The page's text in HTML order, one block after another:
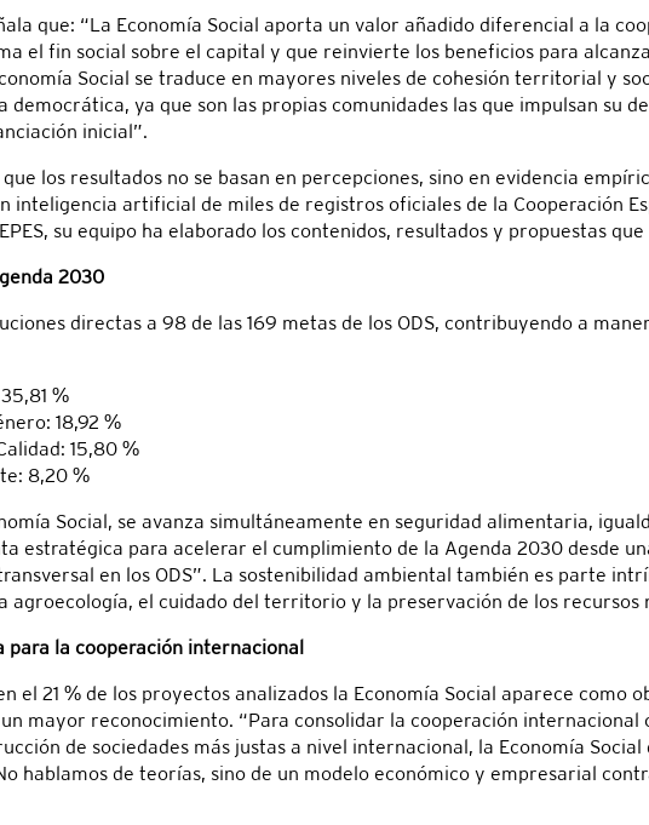
que: “La Economía Social aporta un valor añadido diferencial a la
el fin social sobre el capital y que reinvierte los beneficios para
Social se traduce en mayores niveles de cohesión territorial y
democrática, ya que son las propias comunidades las que impulsan su
inicial”.
los resultados no se basan en percepciones, sino en evidencia
inteligencia artificial de miles de registros oficiales de la Cooperación
su equipo ha elaborado los contenidos, resultados y propuestas
2030
directas a 98 de las 169 metas de los ODS, contribuyendo a
%
18,92 %
15,80 %
8,20 %
Social, se avanza simultáneamente en seguridad alimentaria,
estratégica para acelerar el cumplimiento de la Agenda 2030 desde
en los ODS”. La sostenibilidad ambiental también es parte
agroecología, el cuidado del territorio y la preservación de los recursos
la cooperación internacional
el 21 % de los proyectos analizados la Economía Social aparece como
mayor reconocimiento. “Para consolidar la cooperación
de sociedades más justas a nivel internacional, la Economía
hablamos de teorías, sino de un modelo económico y empresarial